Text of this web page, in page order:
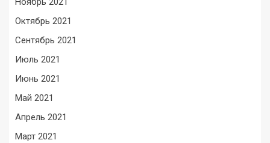
Октябрь 2021
Сентябрь 2021
Июль 2021
Июнь 2021
Май 2021
Апрель 2021
Март 2021